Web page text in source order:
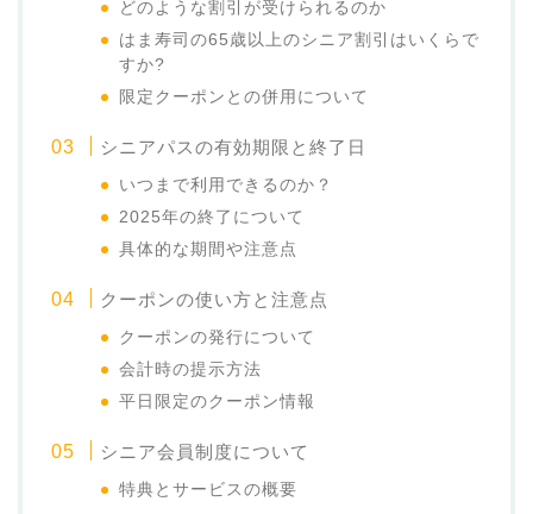
どのような割引が受けられるのか
はま寿司の65歳以上のシニア割引はいくらで
すか?
限定クーポンとの併用について
シニアパスの有効期限と終了日
いつまで利用できるのか？
2025年の終了について
具体的な期間や注意点
クーポンの使い方と注意点
クーポンの発行について
会計時の提示方法
平日限定のクーポン情報
シニア会員制度について
特典とサービスの概要